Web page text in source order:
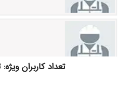
تعداد کاربران ویژه: 2918